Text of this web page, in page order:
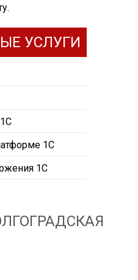
УСЛУГИ
1С
1С